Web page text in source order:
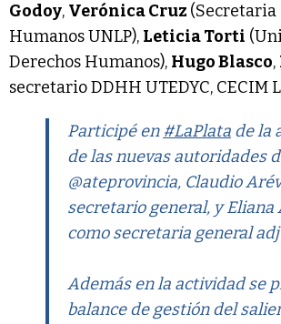
Godoy, Verónica Cruz (Secretaria
Humanos UNLP), Leticia Torti
Derechos Humanos), Hugo Blasco,
secretario DDHH UTEDYC, CECIM
Participé en #LaPlata de la
de las nuevas autoridades
@ateprovincia, Claudio
secretario general, y Eliana
como secretaria general
Además en la actividad se
balance de gestión del